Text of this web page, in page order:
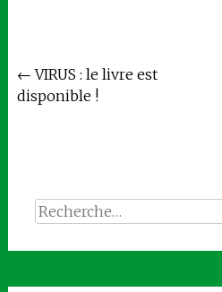
Navigation
de
← VIRUS : le livre est
disponible !
Rechercher :